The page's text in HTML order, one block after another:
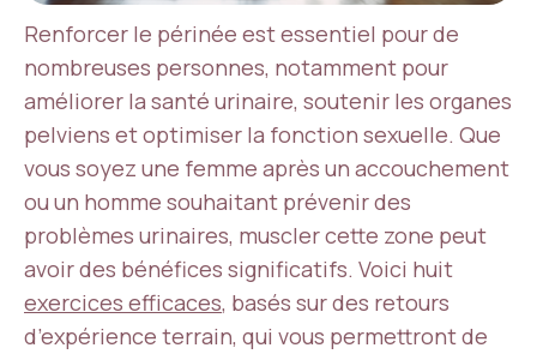
Renforcer le périnée est essentiel pour de
nombreuses personnes, notamment pour
améliorer la santé urinaire, soutenir les organes
pelviens et optimiser la fonction sexuelle. Que
vous soyez une femme après un accouchement
ou un homme souhaitant prévenir des
problèmes urinaires, muscler cette zone peut
avoir des bénéfices significatifs. Voici huit
exercices efficaces, basés sur des retours
d’expérience terrain, qui vous permettront de